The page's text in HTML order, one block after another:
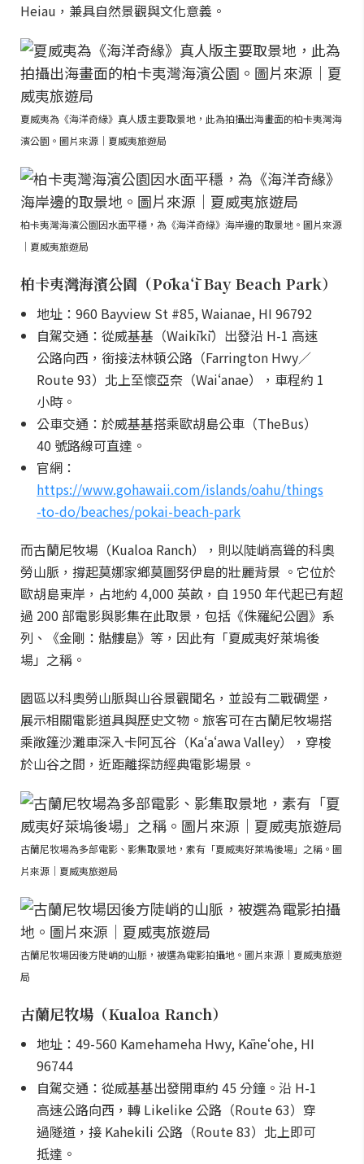
Heiau，兼具自然景觀與文化意義。
夏威夷為《海洋奇緣》真人版主要取景地，此為拍攝出海畫面的柏卡夷灣海
濱公園。圖片來源｜夏威夷旅遊局
柏卡夷灣海濱公園因水面平穩，為《海洋奇緣》海岸邊的取景地。圖片來源
｜夏威夷旅遊局
柏卡夷灣海濱公園（Pōkaʻī Bay Beach Park）
地址：960 Bayview St #85, Waianae, HI 96792
自駕交通：從威基基（Waikīkī）出發沿 H-1 高速
公路向西，銜接法林頓公路（Farrington Hwy／
Route 93）北上至懷亞奈（Waiʻanae），車程約 1
小時。
公車交通：於威基基搭乘歐胡島公車（TheBus）
40 號路線可直達。
官網：
https://www.gohawaii.com/islands/oahu/things
-to-do/beaches/pokai-beach-park
而古蘭尼牧場（Kualoa Ranch），則以陡峭高聳的科奧
勞山脈，撐起莫娜家鄉莫圖努伊島的壯麗背景 。它位於
歐胡島東岸，占地約 4,000 英畝，自 1950 年代起已有超
過 200 部電影與影集在此取景，包括《侏羅紀公園》系
列、《金剛：骷髏島》等，因此有「夏威夷好萊塢後
場」之稱。
園區以科奧勞山脈與山谷景觀聞名，並設有二戰碉堡，
展示相關電影道具與歷史文物。旅客可在古蘭尼牧場搭
乘敞篷沙灘車深入卡阿瓦谷（Kaʻaʻawa Valley），穿梭
於山谷之間，近距離探訪經典電影場景。
古蘭尼牧場為多部電影、影集取景地，素有「夏威夷好萊塢後場」之稱。圖
片來源｜夏威夷旅遊局
古蘭尼牧場因後方陡峭的山脈，被選為電影拍攝地。圖片來源｜夏威夷旅遊
局
古蘭尼牧場（Kualoa Ranch）
地址：49-560 Kamehameha Hwy, Kāneʻohe, HI
96744
自駕交通：從威基基出發開車約 45 分鐘。沿 H-1
高速公路向西，轉 Likelike 公路（Route 63）穿
過隧道，接 Kahekili 公路（Route 83）北上即可
抵達。